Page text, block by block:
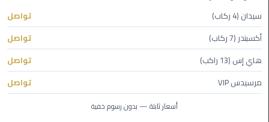
الاسكندرية
ليموزين
مايو
ليموزين
سيدان (4 ركاب)
تواصل
أكسبندر (7 ركاب)
تواصل
هاي إس (13 راكب)
تواصل
مرسيدس VIP
تواصل
أسعار ثابتة — بدون رسوم خفية